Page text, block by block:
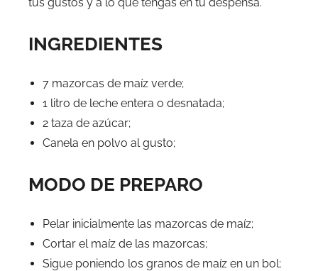
INGREDIENTES
7 mazorcas de maíz verde;
1 litro de leche entera o desnatada;
2 taza de azúcar;
Canela en polvo al gusto;
MODO DE PREPARO
Pelar inicialmente las mazorcas de maíz;
Cortar el maíz de las mazorcas;
Sigue poniendo los granos de maíz en un bol;